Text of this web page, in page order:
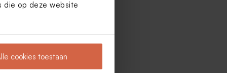
die op deze website
cookies toestaan